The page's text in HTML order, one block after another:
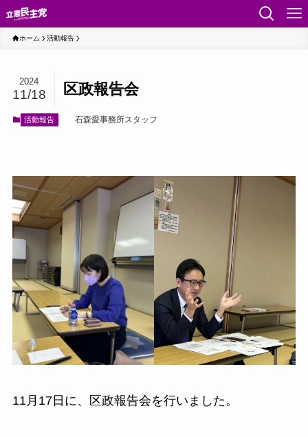
ホーム 活動報告
区政報告会
2024
11/18
活動報告 石森愛事務所スタッフ
11月17日に、区政報告会を行いました。